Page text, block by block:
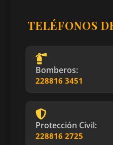
TELÉFONOS
Bomberos:
228816 3451
Protección Civil:
228816 2725